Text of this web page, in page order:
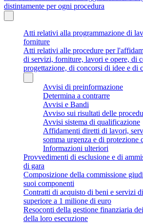
distintamente per ogni procedura
Atti relativi alla programmazione di
forniture
Atti relativi alle procedure per
di servizi, forniture, lavori e opere, di
progettazione, di concorsi di idee e di
Avvisi di preinformazione
Determina a contrarre
Avvisi e Bandi
Avviso sui risultati delle
Avvisi sistema di qualificazione
Affidamenti diretti di lavori,
somma urgenza e di protezione
Informazioni ulteriori
Provvedimenti di esclusione e di
di gara
Composizione della commissione
suoi componenti
Contratti di acquisto di beni e servizi
superiore a 1 milione di euro
Resoconti della gestione finanziaria
della loro esecuzione